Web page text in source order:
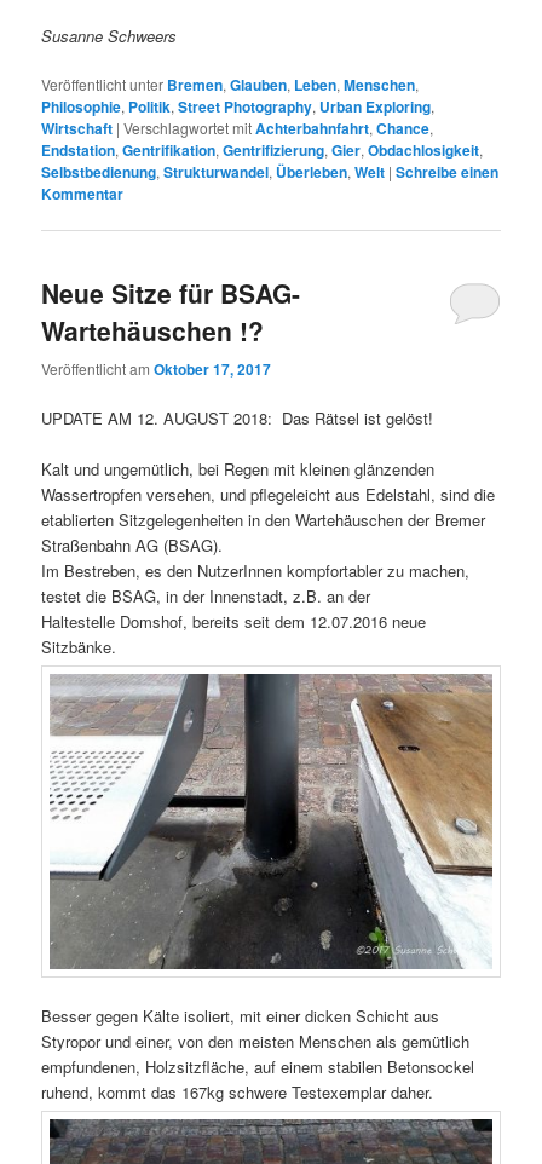
Susanne Schweers
Veröffentlicht unter Bremen,Glauben, Leben,Menschen,
Philosophie, Politik,Street Photography, Urban Exploring,
Wirtschaft |Verschlagwortet mitAchterbahnfahrt,Chance,
Endstation,Gentrifikation,Gentrifizierung,Gier,Obdachlosigkeit,
Selbstbedienung,Strukturwandel, Überleben,Welt |Schreibe einen
Kommentar
Neue Sitze für BSAG-
Wartehäuschen !?
Veröffentlicht amOktober 17, 2017
UPDATE AM 12. AUGUST 2018: Das Rätsel ist gelöst!
Kalt und ungemütlich, bei Regen mit kleinen glänzenden
Wassertropfen versehen, und pflegeleicht aus Edelstahl, sind die
etablierten Sitzgelegenheiten in den Wartehäuschen der Bremer
Straßenbahn AG (BSAG).
Im Bestreben, es den NutzerInnen kompfortabler zu machen,
testet die BSAG, in der Innenstadt, z.B. an der
Haltestelle Domshof, bereits seit dem 12.07.2016 neue
Sitzbänke.
Besser gegen Kälte isoliert, mit einer dicken Schicht aus
Styropor und einer, von den meisten Menschen als gemütlich
empfundenen, Holzsitzfläche, auf einem stabilen Betonsockel
ruhend, kommt das 167kg schwere Testexemplar daher.